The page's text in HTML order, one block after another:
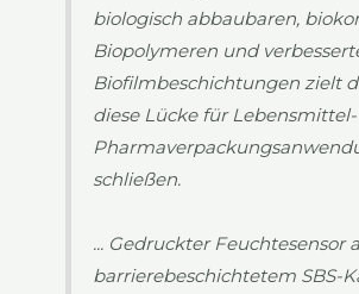
biologisch abbaubaren,
Biopolymeren und
Biofilmbeschichtungen zielt
diese Lücke für
schließen.
... Gedruckter Feuchtesensor
barrierebeschichtetem SBS-